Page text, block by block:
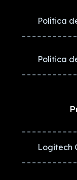
Política
Política
Logitech